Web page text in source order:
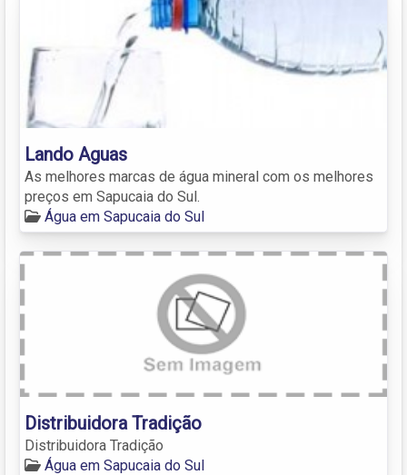
Lando Aguas
As melhores marcas de água mineral com os melhores
preços em Sapucaia do Sul.
Água em Sapucaia do Sul
Distribuidora Tradição
Distribuidora Tradição
Água em Sapucaia do Sul